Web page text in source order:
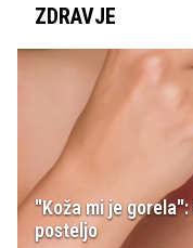
ZDRAVJE
"Koža mi je
posteljo